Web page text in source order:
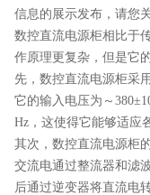
信息的展示发布，请您
数控直流电源柜相比于
作原理更复杂，但是它
先，数控直流电源柜采
它的输入电压为～
Hz，这使得它能够适应
其次，数控直流电源柜
交流电通过整流器和滤
后通过逆变器将直流电